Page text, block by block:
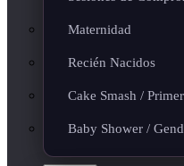
Maternidad
Recién Nacidos
Cake Smash /
Baby Shower /